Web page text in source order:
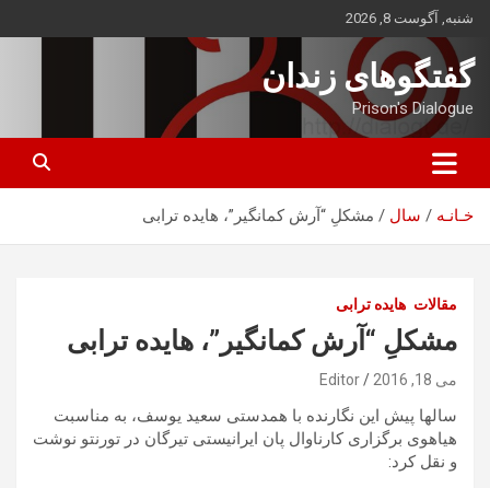
بروید
شنبه, آگوست 8, 2026
گفتگوهای زندان
Prison's Dialogue
خـانـه سال مشکلِ “آرش کمانگیر”، هایده ترابی
مقالات هایده ترابی
مشکلِ “آرش کمانگیر”، هایده ترابی
می 18, 2016 Editor
سالها پیش این نگارنده با همدستی سعید یوسف، به مناسبت
هیاهوی برگزاری کارناوال پان ایرانیستی تیرگان در تورنتو نوشت
و نقل کرد: